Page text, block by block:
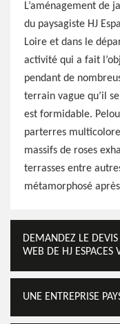
L’aménagement de
du paysagiste HJ
Loire et dans le
activité qui a fait
pendant de
terrain vague qu’il
est formidable.
parterres
massifs de roses
terrasses entre
métamorphosé
DEMANDEZ LE DEVIS
WEB DE HJ ESPACES
UNE ENTREPRISE